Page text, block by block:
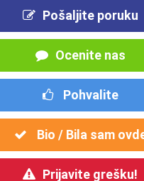
Pošaljite poruku
Ocenite nas
Pohvalite
Bio / Bila sam
Prijavite grešku!